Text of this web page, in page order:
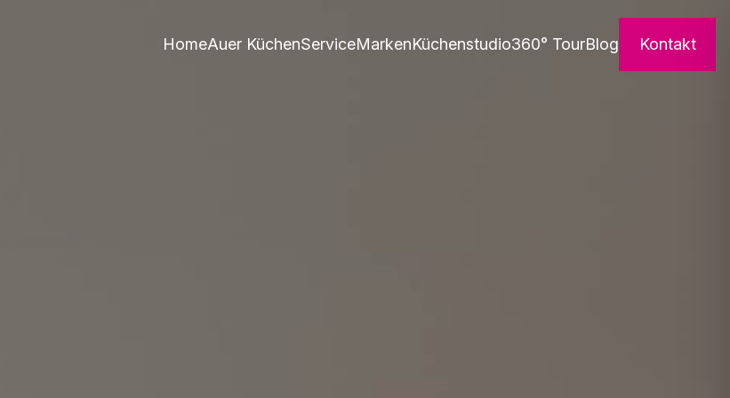
HomeAuer KüchenServiceMarkenKüchenstudio360° TourBlog Kontakt